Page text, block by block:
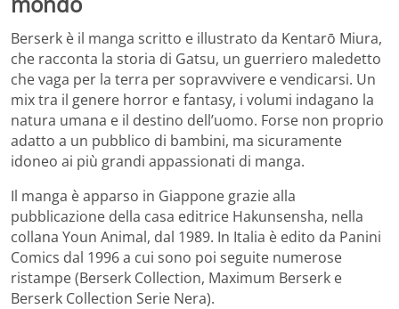
Berserk è il manga scritto e illustrato da Kentarō Miura,
che racconta la storia di Gatsu, un guerriero maledetto
che vaga per la terra per sopravvivere e vendicarsi. Un
mix tra il genere horror e fantasy, i volumi indagano la
natura umana e il destino dell’uomo. Forse non proprio
adatto a un pubblico di bambini, ma sicuramente
idoneo ai più grandi appassionati di manga.
Il manga è apparso in Giappone grazie alla
pubblicazione della casa editrice Hakunsensha, nella
collana Youn Animal, dal 1989. In Italia è edito da Panini
Comics dal 1996 a cui sono poi seguite numerose
ristampe (Berserk Collection, Maximum Berserk e
Berserk Collection Serie Nera).